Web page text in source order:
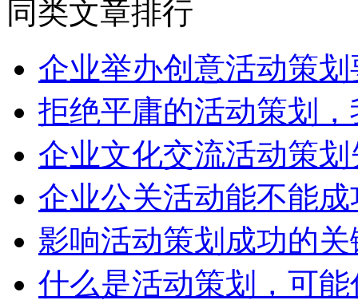
同类文章排行
企业举办创意活动策
拒绝平庸的活动策划
企业文化交流活动策
企业公关活动能不能
影响活动策划成功的关
什么是活动策划，可